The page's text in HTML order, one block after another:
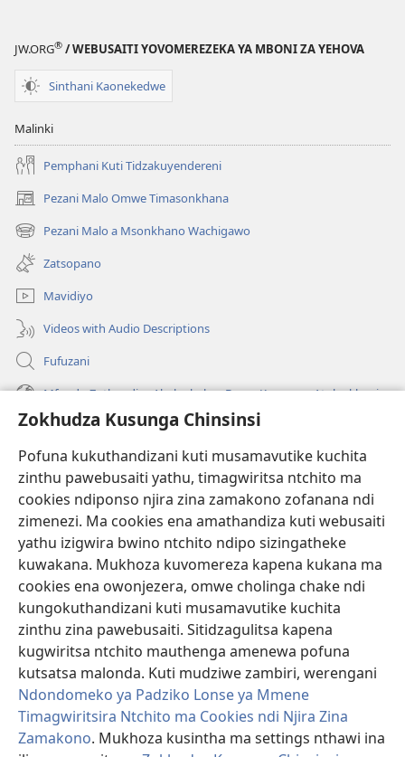
Zokhudza Kusunga Chinsinsi
Pofuna kukuthandizani kuti musamavutike kuchita
zinthu pawebusaiti yathu, timagwiritsa ntchito ma
cookies ndiponso njira zina zamakono zofanana ndi
zimenezi. Ma cookies ena amathandiza kuti webusaiti
yathu izigwira bwino ntchito ndipo sizingatheke
kuwakana. Mukhoza kuvomereza kapena kukana ma
cookies ena owonjezera, omwe cholinga chake ndi
kungokuthandizani kuti musamavutike kuchita
zinthu zina pawebusaiti. Sitidzagulitsa kapena
kugwiritsa ntchito mauthenga amenewa pofuna
kutsatsa malonda. Kuti mudziwe zambiri, werengani
Ndondomeko ya Padziko Lonse ya Mmene
Timagwiritsira Ntchito ma Cookies ndi Njira Zina
Zamakono. Mukhoza kusintha ma settings nthawi ina
JW.ORG® / WEBUSAITI YOVOMEREZEKA YA MBONI ZA YEHOVA
Sinthani Kaonekedwe
Malinki
Pemphani Kuti Tidzakuyendereni
Pezani Malo Omwe Timasonkhana
(imatsegula
tsamba
lina)
Pezani Malo a Msonkhano Wachigawo
(imatsegula
tsamba
lina)
Zatsopano
Mavidiyo
Videos with Audio Descriptions
Fufuzani
Mfundo Zothandiza Akuluakulu a Boma Komanso Atolankhani
Zokuthandizani
(imatsegula
tsamba
lina)
Watchtower LAIBULALE YA PA INTANET™
(imatsegula
tsamba
lina)
JW Hub ®
(imatsegula
tsamba
lina)
JW Laibulale
Watchtower Library
Copyright© 2026 Watch Tower Bible and Tract Society of Pennsylvania.
ZOYENERA KUTSATIRA
|NKHANI YOSUNGA CHINSINSI | ZOKHUDZA